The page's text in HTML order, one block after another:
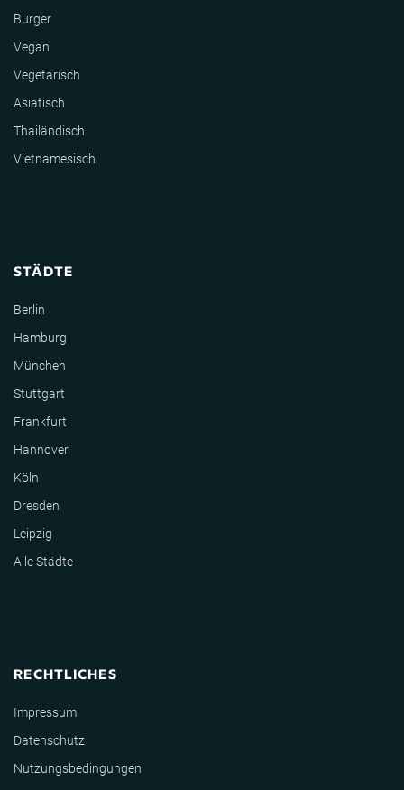
Burger
Vegan
Vegetarisch
Asiatisch
Thailändisch
Vietnamesisch
STÄDTE
Berlin
Hamburg
München
Stuttgart
Frankfurt
Hannover
Köln
Dresden
Leipzig
Alle Städte
RECHTLICHES
Impressum
Datenschutz
Nutzungsbedingungen